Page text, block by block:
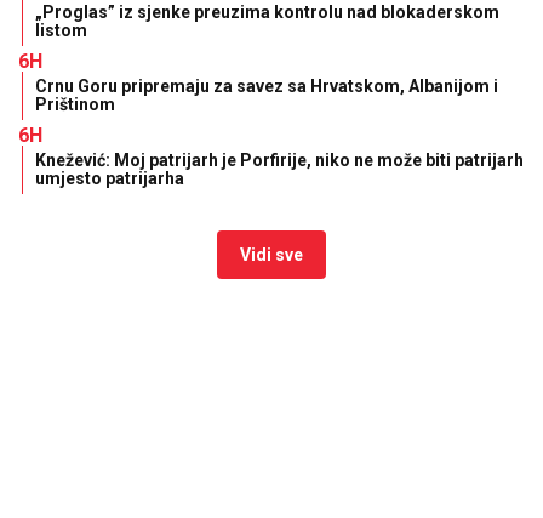
„Proglas” iz sjenke preuzima kontrolu nad blokaderskom
listom
6H
Crnu Goru pripremaju za savez sa Hrvatskom, Albanijom i
Prištinom
6H
Knežević: Moj patrijarh je Porfirije, niko ne može biti patrijarh
umjesto patrijarha
Vidi sve